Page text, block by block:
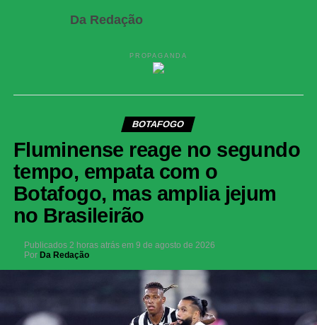
Da Redação
PROPAGANDA
BOTAFOGO
Fluminense reage no segundo
tempo, empata com o
Botafogo, mas amplia jejum
no Brasileirão
Publicados 2 horas atrás em 9 de agosto de 2026
Por Da Redação